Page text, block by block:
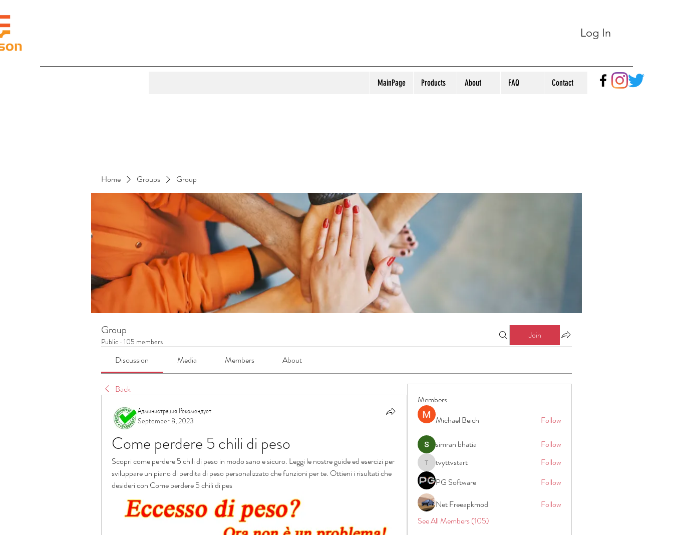
Log In
MainPage Products About FAQ Contact
Home Groups Group
Group
Public · 105 members
Join
Discussion Media Members About
Back
Администрация Рекомендует
September 8, 2023
Come perdere 5 chili di peso
Scopri come perdere 5 chili di peso in modo sano e sicuro. Leggi le nostre guide ed esercizi per
sviluppare un piano di perdita di peso personalizzato che funzioni per te. Ottieni i risultati che
desideri con Come perdere 5 chili di pes
Members
Michael Beich
Follow
simran bhatia Follow
tvyttvstart
tvyttvstart
Follow
PG Software
Follow
Net Freeapkmod
Follow
See All Members (105)